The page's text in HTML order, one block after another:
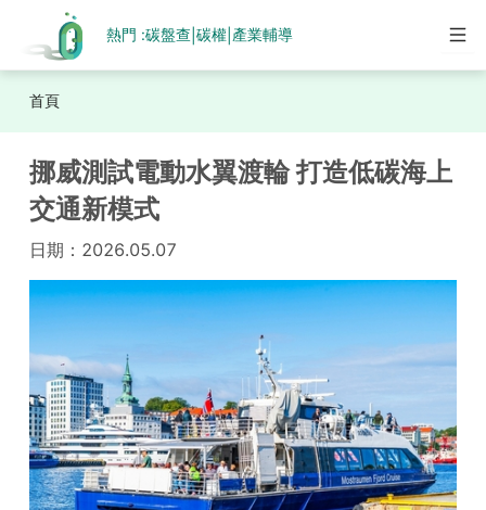
熱門 :碳盤查 碳權| 產業輔導
首頁
挪威測試電動水翼渡輪 打造低碳海上
交通新模式
日期： 2026.05.07